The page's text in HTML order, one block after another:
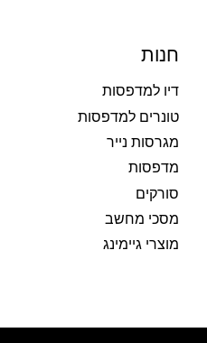
חנות
דיו למדפסות
טונרים למדפסות
מגרסות נייר
מדפסות
סורקים
מסכי מחשב
מוצרי גיימינג